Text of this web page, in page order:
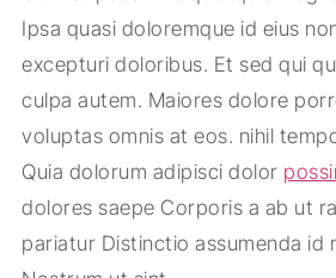
Ipsa quasi doloremque id eius
excepturi doloribus. Et sed qui
culpa autem. Maiores dolore
voluptas omnis at eos. nihil
Quia dolorum adipisci dolor
dolores saepe Corporis a ab ut
pariatur Distinctio assumenda id